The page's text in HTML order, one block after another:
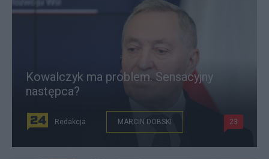
Kowalczyk ma problem. Sensacyjny
następca?
Redakcja MARCIN DOBSKI 23